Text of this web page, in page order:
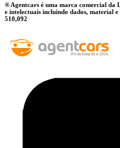
® Agentcars é uma marca comercial da
e intelectuais incluindo dados, material
510,092